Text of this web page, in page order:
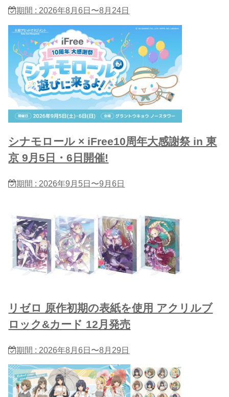
期間 : 2026年8月6日〜8月24日
シナモロール × iFree10周年大感謝祭 in 東
京 9月5日・6日開催!
期間 : 2026年9月5日〜9月6日
リゼロ 原作初期の表紙を使用 アクリルブ
ロック&カード 12月発売
期間 : 2026年8月6日〜8月29日